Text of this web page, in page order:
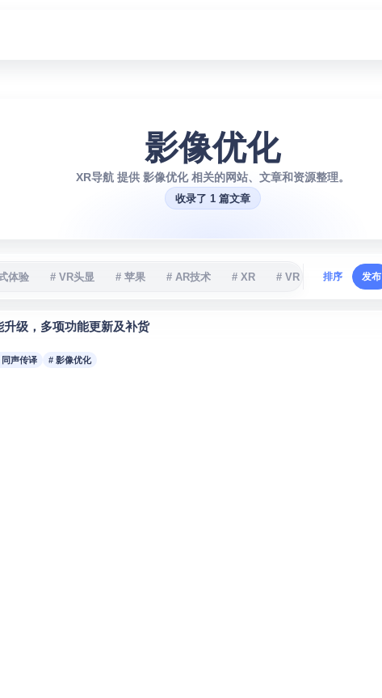
影像优化
XR导航 提供 影像优化 相关的网站、文章和资源整理。
收录了 1 篇文章
体验 # VR头显 # 苹果 # AR技术 # XR # VR # XR设备
排序 发布
级，多项功能更新及补货
同声传译 # 影像优化